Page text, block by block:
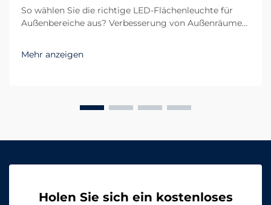
So wählen Sie die richtige LED-Flächenleuchte für
Außenbereiche aus? Verbesserung von Außenräumen
Außenbereich spielt sowohl bei der Funktionalität als
auch bei der Ästhetik eine entscheidende Rolle. Egal
Mehr anzeigen
Holen Sie sich ein kostenloses